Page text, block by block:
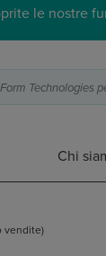
le nostre
Technologies
Chi
vendite)